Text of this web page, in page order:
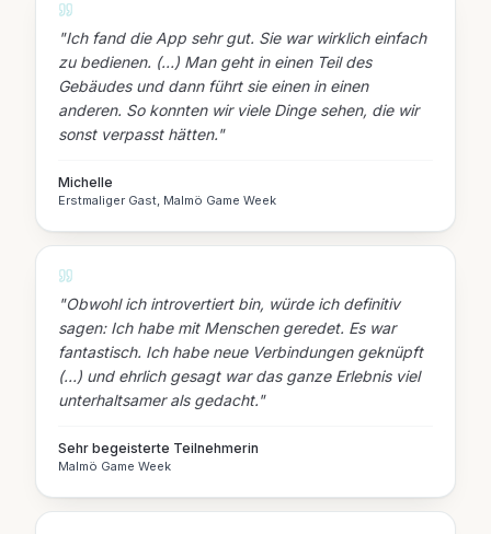
"Ich fand die App sehr gut. Sie war wirklich einfach
zu bedienen. (…) Man geht in einen Teil des
Gebäudes und dann führt sie einen in einen
anderen. So konnten wir viele Dinge sehen, die wir
sonst verpasst hätten."
Michelle
Erstmaliger Gast, Malmö Game Week
"Obwohl ich introvertiert bin, würde ich definitiv
sagen: Ich habe mit Menschen geredet. Es war
fantastisch. Ich habe neue Verbindungen geknüpft
(…) und ehrlich gesagt war das ganze Erlebnis viel
unterhaltsamer als gedacht."
Sehr begeisterte Teilnehmerin
Malmö Game Week